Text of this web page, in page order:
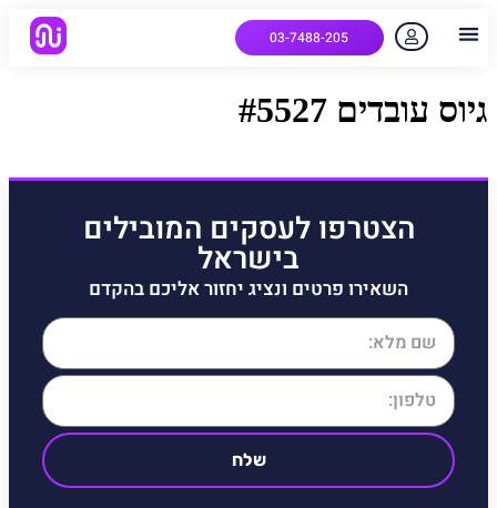
03-7488-205
גיוס עובדים #5527
הצטרפו לעסקים המובילים
בישראל
השאירו פרטים ונציג יחזור אליכם בהקדם
שלח